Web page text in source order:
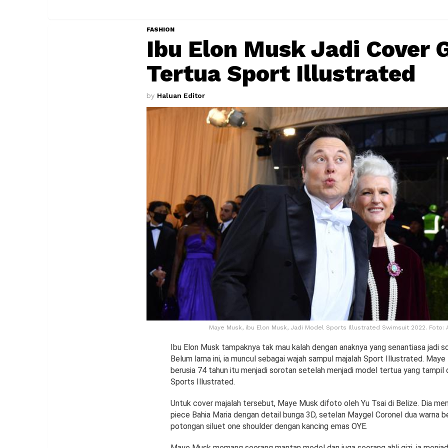
FASHION
Ibu Elon Musk Jadi Cover
Tertua Sport Illustrated
by Haluan Editor
Maye Musk, ibu Elon Musk, Jadi Model Sports Illustrated Swimsuit 2022. Foto:
Ibu Elon Musk tampaknya tak mau kalah dengan anaknya yang senantiasa jadi
Belum lama ini, ia muncul sebagai wajah sampul majalah Sport Illustrated. Maye
berusia 74 tahun itu menjadi sorotan setelah menjadi model tertua yang tampil
Sports Illustrated.
Untuk cover majalah tersebut, Maye Musk difoto oleh Yu Tsai di Belize. Dia
piece Bahia Maria dengan detail bunga 3D, setelan Maygel Coronel dua warna
potongan siluet one shoulder dengan kancing emas OYE.